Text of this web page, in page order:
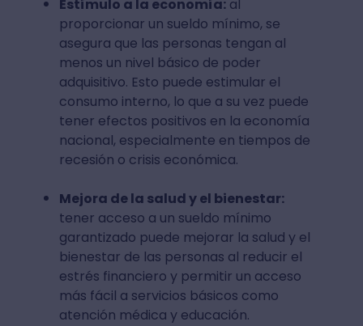
Estímulo a la economía:al
proporcionar un sueldo mínimo, se
asegura que las personas tengan al
menos un nivel básico de poder
adquisitivo. Esto puede estimular el
consumo interno, lo que a su vez puede
tener efectos positivos en la economía
nacional, especialmente en tiempos de
recesión o crisis económica.
Mejora de la salud y el bienestar:
tener acceso a un sueldo mínimo
garantizado puede mejorar la salud y el
bienestar de las personas al reducir el
estrés financiero y permitir un acceso
más fácil a servicios básicos como
atención médica y educación.